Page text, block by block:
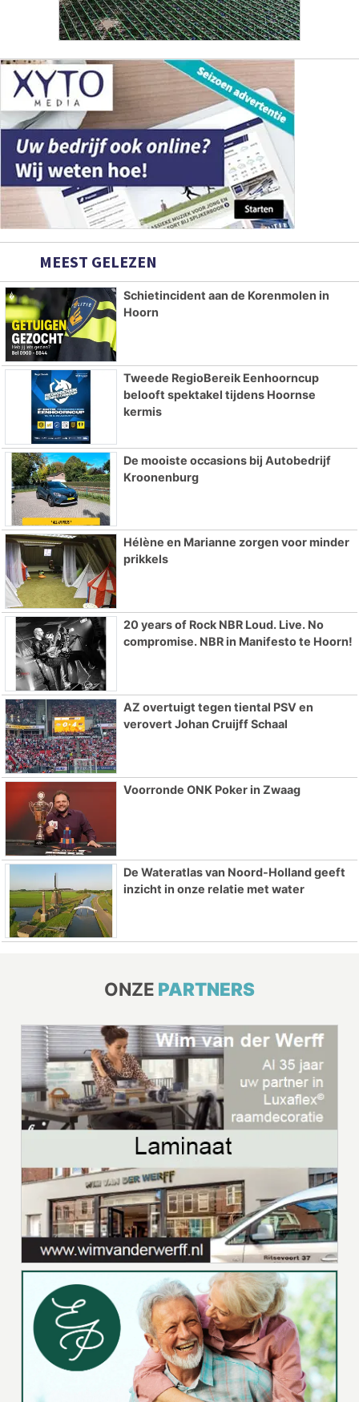
MEEST GELEZEN
Schietincident aan de Korenmolen in
Hoorn
Tweede RegioBereik Eenhoorncup
belooft spektakel tijdens Hoornse
kermis
De mooiste occasions bij Autobedrijf
Kroonenburg
Hélène en Marianne zorgen voor minder
prikkels
20 years of Rock NBR Loud. Live. No
compromise. NBR in Manifesto te Hoorn!
AZ overtuigt tegen tiental PSV en
verovert Johan Cruijff Schaal
Voorronde ONK Poker in Zwaag
De Wateratlas van Noord-Holland geeft
inzicht in onze relatie met water
ONZE PARTNERS